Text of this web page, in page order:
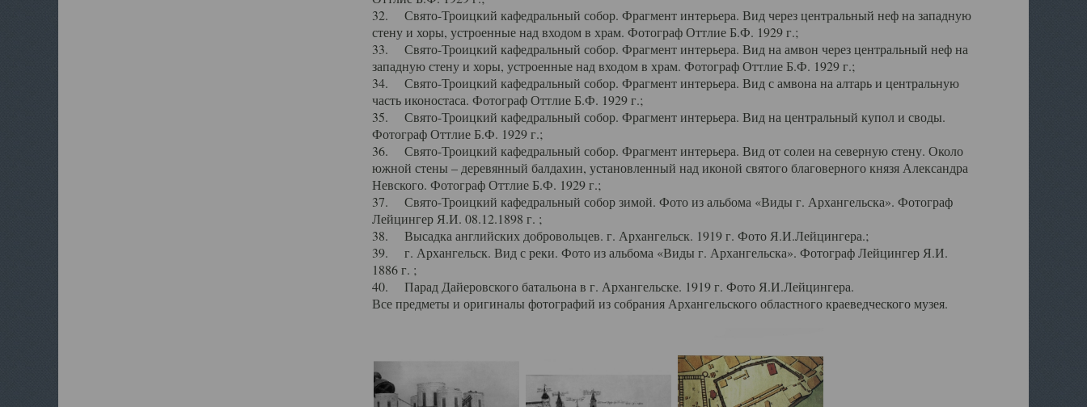
32. Свято-Троицкий кафедральный собор. Фрагмент интерьера. Вид через центральный неф на западную
стену и хоры, устроенные над входом в храм. Фотограф Оттлие Б.Ф. 1929 г.;
33. Свято-Троицкий кафедральный собор. Фрагмент интерьера. Вид на амвон через центральный неф на
западную стену и хоры, устроенные над входом в храм. Фотограф Оттлие Б.Ф. 1929 г.;
34. Свято-Троицкий кафедральный собор. Фрагмент интерьера. Вид с амвона на алтарь и центральную
часть иконостаса. Фотограф Оттлие Б.Ф. 1929 г.;
35. Свято-Троицкий кафедральный собор. Фрагмент интерьера. Вид на центральный купол и своды.
Фотограф Оттлие Б.Ф. 1929 г.;
36. Свято-Троицкий кафедральный собор. Фрагмент интерьера. Вид от солеи на северную стену. Около
южной стены – деревянный балдахин, установленный над иконой святого благоверного князя Александра
Невского. Фотограф Оттлие Б.Ф. 1929 г.;
37. Свято-Троицкий кафедральный собор зимой. Фото из альбома «Виды г. Архангельска». Фотограф
Лейцингер Я.И. 08.12.1898 г. ;
38. Высадка английских добровольцев. г. Архангельск. 1919 г. Фото Я.И.Лейцингера.;
39. г. Архангельск. Вид с реки. Фото из альбома «Виды г. Архангельска». Фотограф Лейцингер Я.И.
1886 г. ;
40. Парад Дайеровского батальона в г. Архангельске. 1919 г. Фото Я.И.Лейцингера.
Все предметы и оригиналы фотографий из собрания Архангельского областного краеведческого музея.